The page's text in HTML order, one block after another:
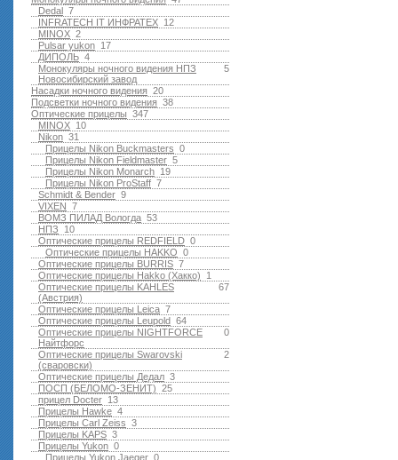
7
Dedal
12
INFRATECH IT ИНФРАТЕХ
2
MINOX
17
Pulsar yukon
4
ДИПОЛЬ
5
Монокуляры ночного видения НПЗ
Новосибирский завод
20
Насадки ночного видения
38
Подсветки ночного видения
347
Оптические прицелы
10
MINOX
31
Nikon
0
Прицелы Nikon Buckmasters
5
Прицелы Nikon Fieldmaster
19
Прицелы Nikon Monarch
7
Прицелы Nikon ProStaff
9
Schmidt & Bender
7
VIXEN
53
ВОМЗ ПИЛАД Вологда
10
НПЗ
0
Оптические прицелы REDFIELD
0
Оптические прицелы HAKKO
7
Оптические прицелы BURRIS
1
Оптические прицелы Hakko (Хакко)
67
Оптические прицелы KAHLES
(Австрия)
7
Оптические прицелы Leica
64
Оптические прицелы Leupold
0
Оптические прицелы NIGHTFORCE
Найтфорс
2
Оптические прицелы Swarovski
(сваровски)
3
Оптические прицелы Дедал
25
ПОСП (БЕЛОМО-ЗЕНИТ)
13
прицел Docter
4
Прицелы Hawke
3
Прицелы Carl Zeiss
3
Прицелы KAPS
0
Прицелы Yukon
0
Прицелы Yukon Jaeger